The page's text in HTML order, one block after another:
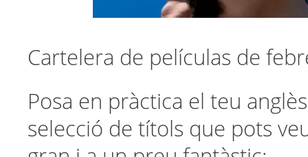
Cartelera de películas de
Posa en pràctica el teu
selecció de títols que pots